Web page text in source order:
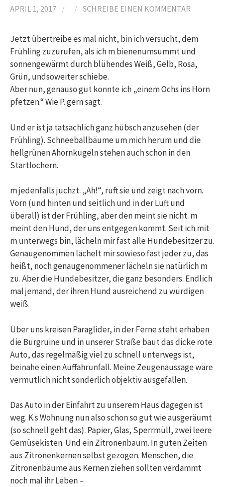
APRIL 1, 2017 / / SCHREIBE EINEN KOMMENTAR
Jetzt übertreibe es mal nicht, bin ich versucht, dem
Frühling zuzurufen, als ich m bienenumsummt und
sonnengewärmt durch blühendes Weiß, Gelb, Rosa,
Grün, undsoweiter schiebe.
Aber nun, genauso gut könnte ich „einem Ochs ins Horn
pfetzen.“ Wie P. gern sagt.
Und er ist ja tatsächlich ganz hübsch anzusehen (der
Frühling). Schneeballbäume um mich herum und die
hellgrünen Ahornkugeln stehen auch schon in den
Startlöchern.
m jedenfalls juchzt. „Ah!“, ruft sie und zeigt nach vorn.
Vorn (und hinten und seitlich und in der Luft und
überall) ist der Frühling, aber den meint sie nicht. m
meint den Hund, der uns entgegen kommt. Seit ich mit
m unterwegs bin, lächeln mir fast alle Hundebesitzer zu.
Genaugenommen lächelt mir sowieso fast jeder zu, das
heißt, noch genaugenommener lächeln sie natürlich m
zu. Aber die Hundebesitzer, die ganz besonders. Endlich
mal jemand, der ihren Hund ausreichend zu würdigen
weiß.
Über uns kreisen Paraglider, in der Ferne steht erhaben
die Burgruine und in unserer Straße baut das dicke rote
Auto, das regelmäßig viel zu schnell unterwegs ist,
beinahe einen Auffahrunfall. Meine Zeugenaussage wäre
vermutlich nicht sonderlich objektiv ausgefallen.
Das Auto in der Einfahrt zu unserem Haus dagegen ist
weg. K.s Wohnung nun also schon so gut wie ausgeräumt
(so schnell geht das). Papier, Glas, Sperrmüll, zwei leere
Gemüsekisten. Und ein Zitronenbaum. In guten Zeiten
aus Zitronenkernen selbst gezogen. Menschen, die
Zitronenbäume aus Kernen ziehen sollten verdammt
noch mal ihr Leben –